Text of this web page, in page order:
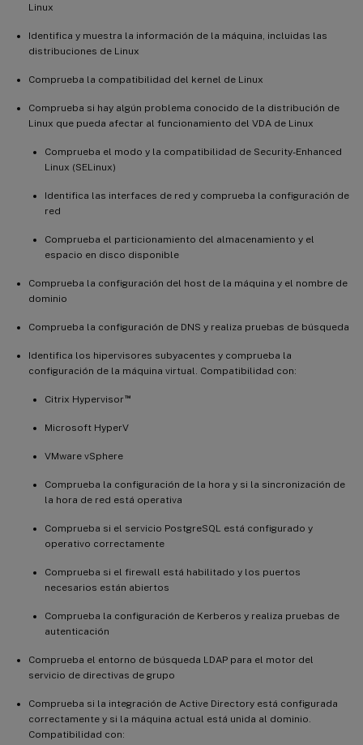
Linux
Identifica y muestra la información de la máquina, incluidas las
distribuciones de Linux
Comprueba la compatibilidad del kernel de Linux
Comprueba si hay algún problema conocido de la distribución de
Linux que pueda afectar al funcionamiento del VDA de Linux
Comprueba el modo y la compatibilidad de Security-Enhanced
Linux (SELinux)
Identifica las interfaces de red y comprueba la configuración de
red
Comprueba el particionamiento del almacenamiento y el
espacio en disco disponible
Comprueba la configuración del host de la máquina y el nombre de
dominio
Comprueba la configuración de DNS y realiza pruebas de búsqueda
Identifica los hipervisores subyacentes y comprueba la
configuración de la máquina virtual. Compatibilidad con:
Citrix Hypervisor™
Microsoft HyperV
VMware vSphere
Comprueba la configuración de la hora y si la sincronización de
la hora de red está operativa
Comprueba si el servicio PostgreSQL está configurado y
operativo correctamente
Comprueba si el firewall está habilitado y los puertos
necesarios están abiertos
Comprueba la configuración de Kerberos y realiza pruebas de
autenticación
Comprueba el entorno de búsqueda LDAP para el motor del
servicio de directivas de grupo
Comprueba si la integración de Active Directory está configurada
correctamente y si la máquina actual está unida al dominio.
Compatibilidad con: